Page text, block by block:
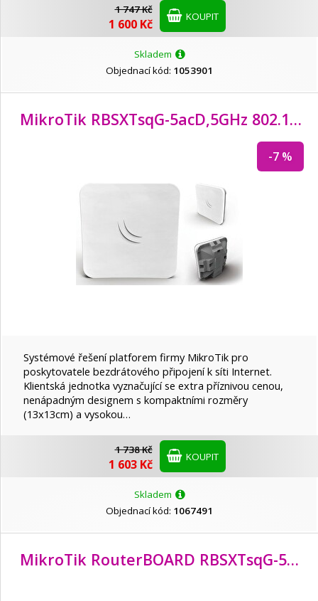
Teltonika
TP-LINK
Ubiquiti
ZyXEL
1 747 Kč
1 600 Kč KOUPIT
Skladem
Objednací kód: 1053901
MikroTik RBSXTsqG-5acD,5GHz 802.11ac 16dBi outdoor
-7 %
Systémové řešení platforem firmy MikroTik pro
poskytovatele bezdrátového připojení k síti Internet.
Klientská jednotka vyznačující se extra příznivou cenou,
nenápadným designem s kompaktními rozměry
(13x13cm) a vysokou…
1 738 Kč
1 603 Kč KOUPIT
Skladem
Objednací kód: 1067491
MikroTik RouterBOARD RBSXTsqG-5acD, SXTsq 5 ac, 16dBi, 802.11ac, ROS L3, PoE, zdroj